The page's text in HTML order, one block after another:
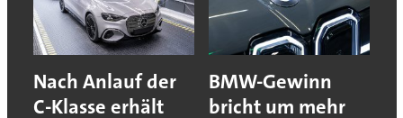
Nach Anlauf der
C-Klasse erhält
BMW-Gewinn
bricht um mehr